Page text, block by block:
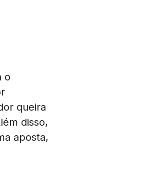
o
queira
disso,
aposta,